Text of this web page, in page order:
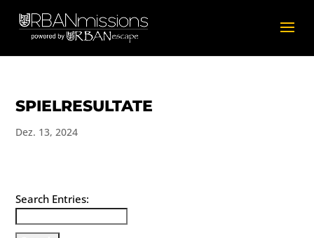
SPIELRESULTATE
Dez. 13, 2024
Search Entries: